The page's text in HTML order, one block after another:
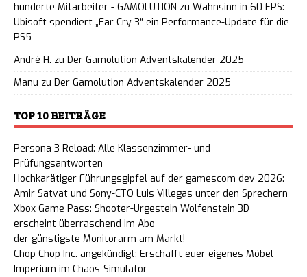
hunderte Mitarbeiter - GAMOLUTION zu Wahnsinn in 60 FPS:
Ubisoft spendiert „Far Cry 3“ ein Performance-Update für die
PS5
André H. zu Der Gamolution Adventskalender 2025
Manu zu Der Gamolution Adventskalender 2025
TOP 10 BEITRÄGE
Persona 3 Reload: Alle Klassenzimmer- und
Prüfungsantworten
Hochkarätiger Führungsgipfel auf der gamescom dev 2026:
Amir Satvat und Sony-CTO Luis Villegas unter den Sprechern
Xbox Game Pass: Shooter-Urgestein Wolfenstein 3D
erscheint überraschend im Abo
der günstigste Monitorarm am Markt!
Chop Chop Inc. angekündigt: Erschafft euer eigenes Möbel-
Imperium im Chaos-Simulator